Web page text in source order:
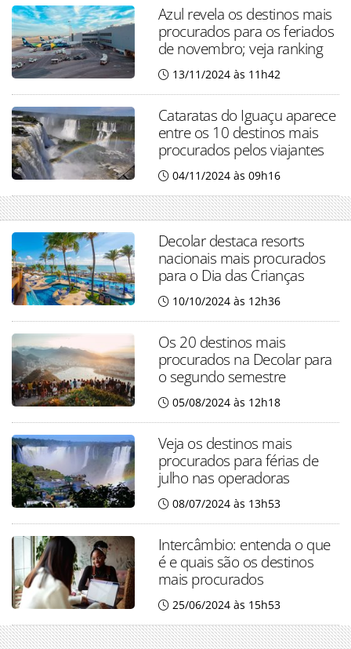
Azul revela os destinos mais
procurados para os feriados
de novembro; veja ranking
13/11/2024 às 11h42
Cataratas do Iguaçu aparece
entre os 10 destinos mais
procurados pelos viajantes
04/11/2024 às 09h16
Decolar destaca resorts
nacionais mais procurados
para o Dia das Crianças
10/10/2024 às 12h36
Os 20 destinos mais
procurados na Decolar para
o segundo semestre
05/08/2024 às 12h18
Veja os destinos mais
procurados para férias de
julho nas operadoras
08/07/2024 às 13h53
Intercâmbio: entenda o que
é e quais são os destinos
mais procurados
25/06/2024 às 15h53